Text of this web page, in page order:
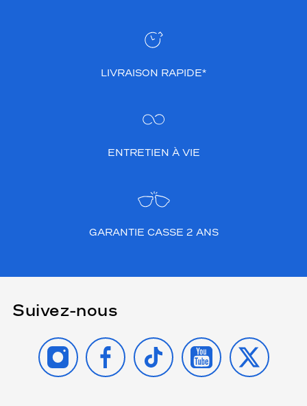
LIVRAISON RAPIDE*
ENTRETIEN À VIE
GARANTIE CASSE 2 ANS
Suivez-nous
INSTAGRAMFACEBOOK
TIKTOK YOUTUBE
X